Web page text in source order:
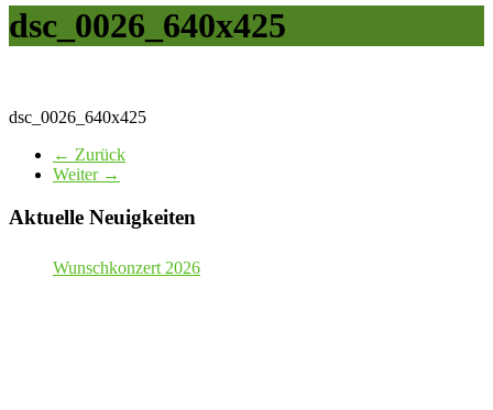
dsc_0026_640x425
dsc_0026_640x425
← Zurück
Weiter →
Aktuelle Neuigkeiten
Wunschkonzert 2026